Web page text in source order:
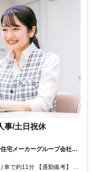
事/土日祝休
宅メーカーグループ会社で
OK／賞与有/g
【通勤備考】 無